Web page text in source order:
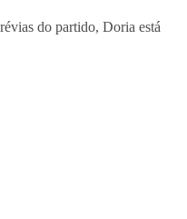
do partido, Doria está